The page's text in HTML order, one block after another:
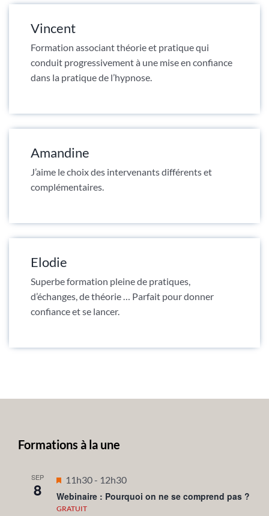
Vincent
Formation associant théorie et pratique qui
conduit progressivement à une mise en confiance
dans la pratique de l’hypnose.
Amandine
J’aime le choix des intervenants différents et
complémentaires.
Elodie
Superbe formation pleine de pratiques,
d’échanges, de théorie … Parfait pour donner
confiance et se lancer.
Formations à la une
SEP
8
Mis
en
avant
11h30- 12h30
Webinaire : Pourquoi on ne se comprend pas ?
GRATUIT